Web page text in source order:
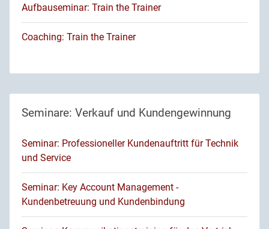
Aufbauseminar: Train the Trainer
Coaching: Train the Trainer
Seminare: Verkauf und Kundengewinnung
Seminar: Professioneller Kundenauftritt für Technik
und Service
Seminar: Key Account Management -
Kundenbetreuung und Kundenbindung